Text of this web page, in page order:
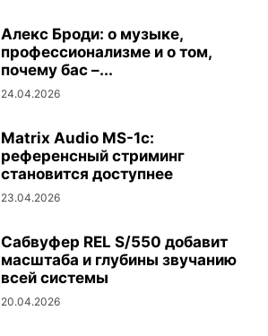
Алекс Броди: о музыке,
профессионализме и о том,
почему бас –...
24.04.2026
Matrix Audio MS-1c:
референсный стриминг
становится доступнее
23.04.2026
Сабвуфер REL S/550 добавит
масштаба и глубины звучанию
всей системы
20.04.2026